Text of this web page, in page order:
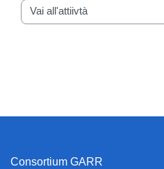
Vai all'attiivtà
Consortium GARR